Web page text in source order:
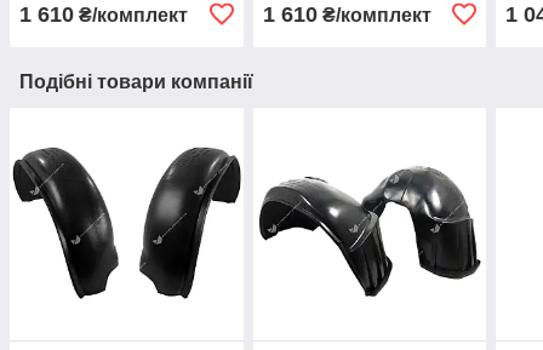
1 610 ₴/комплект 1 610₴/комплект 1
Подібні товари компанії